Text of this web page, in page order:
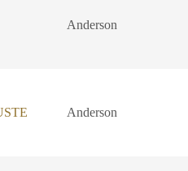
Anderson
Anderson